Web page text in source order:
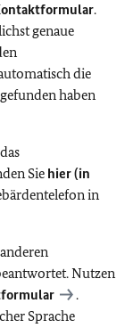
.
genaue
die
haben
Sie hier (in
in
Nutzen
.
Sprache